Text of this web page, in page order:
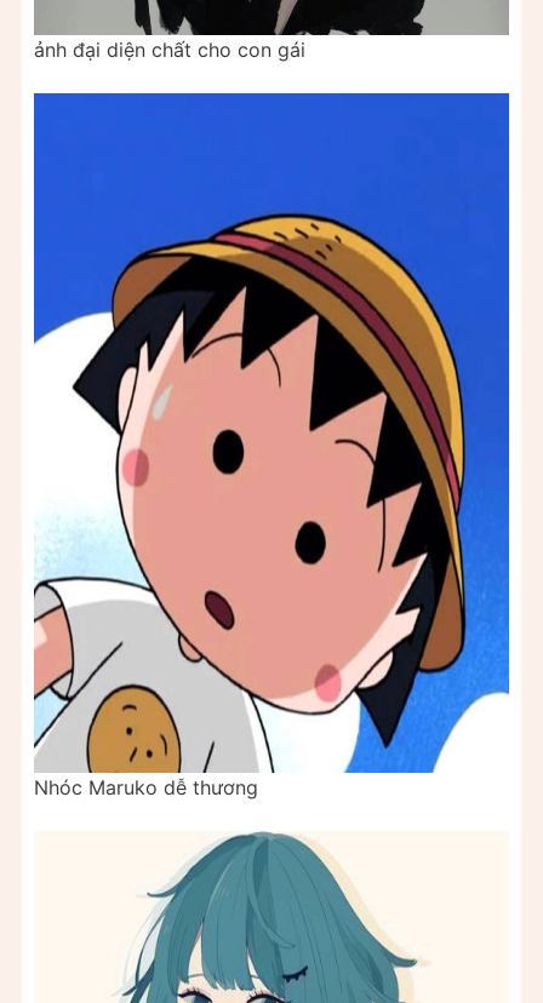
ảnh đại diện chất cho con gái
Nhóc Maruko dễ thương